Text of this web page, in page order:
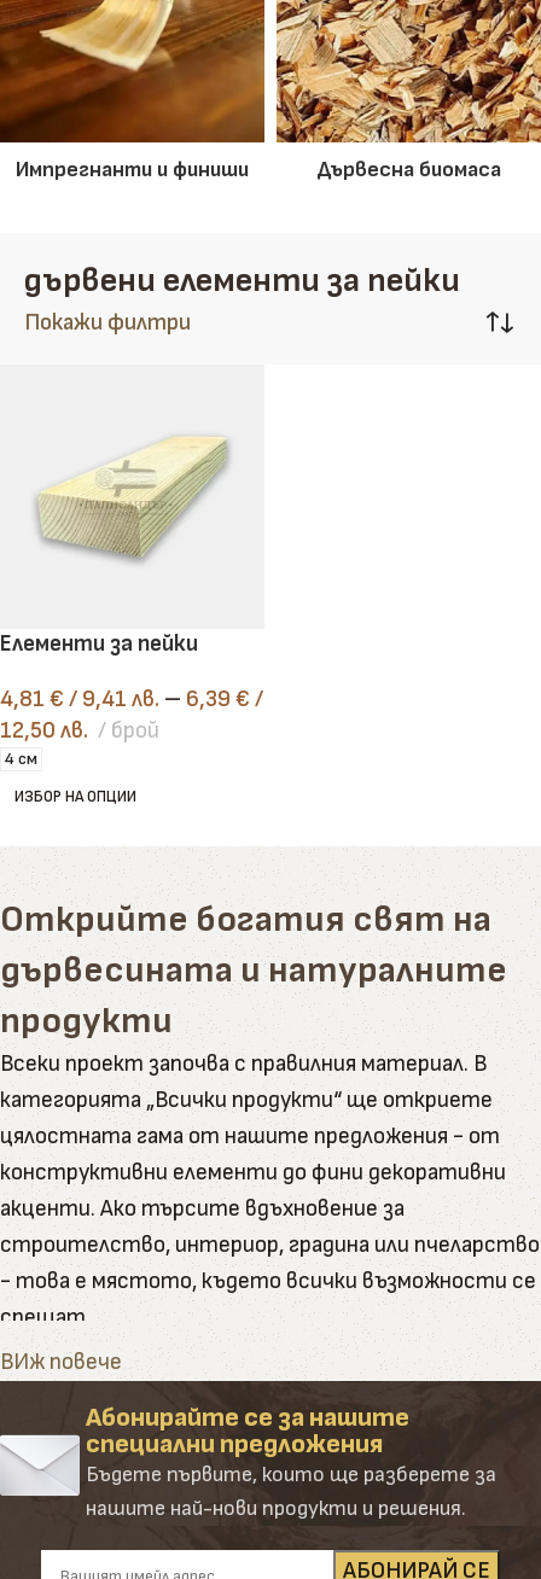
Импрегнанти и финиши Дървесна биомаса
дървени елементи за пейки
Покажи филтри
Елементи за пейки
4,81 € / 9,41 лв. – 6,39 € /
12,50 лв.
брой
4 см
ИЗБОР НА ОПЦИИ
Открийте богатия свят на
дървесината и натуралните
продукти
Всеки проект започва с правилния материал. В
категорията „Всички продукти“ ще откриете
цялостната гама от нашите предложения - от
конструктивни елементи до фини декоративни
акценти. Ако търсите вдъхновение за
строителство, интериор, градина или пчеларство
- това е мястото, където всички възможности се
срещат.
Тук ще намерите пълната гама от артикули и
натурални продукти, които Палисандър предлага
Категорията обединява в себе си всички наши
основни направления – от сурови и обработени
дървени материали до завършени продукти и
аксесоари. Създадена е така, че да ориентира
клиента лесно и удобно сред десетките
ВИж повече
Абонирайте се за нашите
специални предложения
Бъдете първите, които ще разберете за
нашите най-нови продукти и решения.